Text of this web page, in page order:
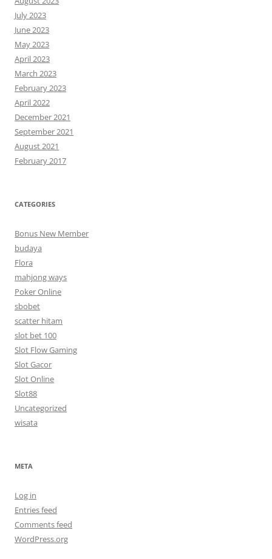
July 2023
June 2023
May 2023
April 2023
March 2023
February 2023
April 2022
December 2021
September 2021
August 2021
February 2017
CATEGORIES
Bonus New Member
budaya
Flora
mahjong ways
Poker Online
sbobet
scatter hitam
slot bet 100
Slot Flow Gaming
Slot Gacor
Slot Online
Slot88
Uncategorized
wisata
META
Log in
Entries feed
Comments feed
WordPress.org